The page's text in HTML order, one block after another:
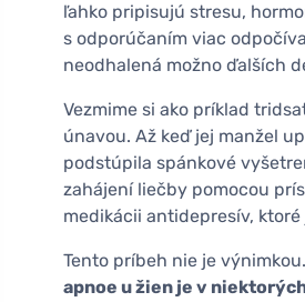
ľahko pripisujú stresu,
s odporúčaním viac
neodhalená možno ďalších
Vezmime si ako príklad
únavou. Až keď jej manžel
podstúpila spánkové
zahájení liečby pomocou
medikácii antidepresív,
Tento príbeh nie je
apnoe u žien je v